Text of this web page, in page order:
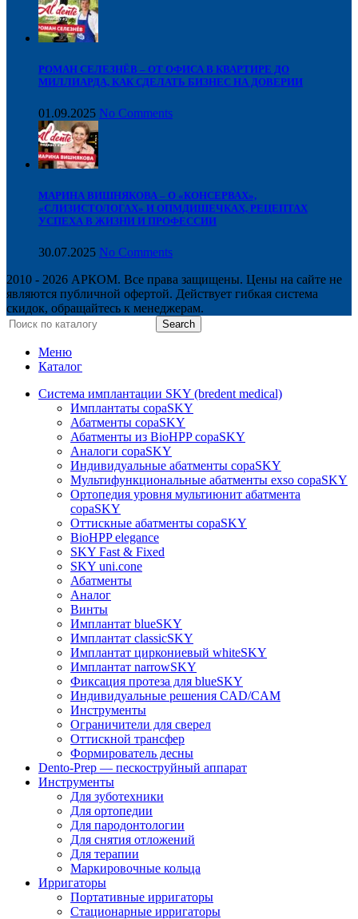
РОМАН СЕЛЕЗНЁВ – ОТ ОФИСА В КВАРТИРЕ ДО
МИЛЛИАРДА, КАК СДЕЛАТЬ БИЗНЕС НА ДОВЕРИИ
01.09.2025 No Comments
МАРИНА ВИШНЯКОВА – О «КОНСЕРВАХ»,
«СЛИЗИСТОЛОГАХ» И ОПМДИШЕЧКАХ, РЕЦЕПТАХ
УСПЕХА В ЖИЗНИ И ПРОФЕССИИ
30.07.2025 No Comments
2010 - 2026 АРКОМ. Все права защищены. Цены на сайте не
являются публичной офертой. Действует гибкая система
скидок, обращайтесь к менеджерам.
Search
Меню
Каталог
Система имплантации SKY (bredent medical)
Имплантаты copaSKY
Абатменты copaSKY
Абатменты из BioHPP copaSKY
Аналоги copaSKY
Индивидуальные абатменты copaSKY
Мультифункциональные абатменты exso copaSKY
Ортопедия уровня мультиюнит абатмента
copaSKY
Оттискные абатменты copaSKY
BioHPP elegance
SKY Fast & Fixed
SKY uni.cone
Абатменты
Аналог
Винты
Имплантат blueSKY
Имплантат classicSKY
Имплантат циркониевый whiteSKY
Имплантат narrowSKY
Фиксация протеза для blueSKY
Индивидуальные решения CAD/CAM
Инструменты
Ограничители для сверел
Оттискной трансфер
Формирователь десны
Dento-Prep — пескоструйный аппарат
Инструменты
Для зуботехники
Для ортопедии
Для пародонтологии
Для снятия отложений
Для терапии
Маркировочные кольца
Ирригаторы
Портативные ирригаторы
Стационарные ирригаторы